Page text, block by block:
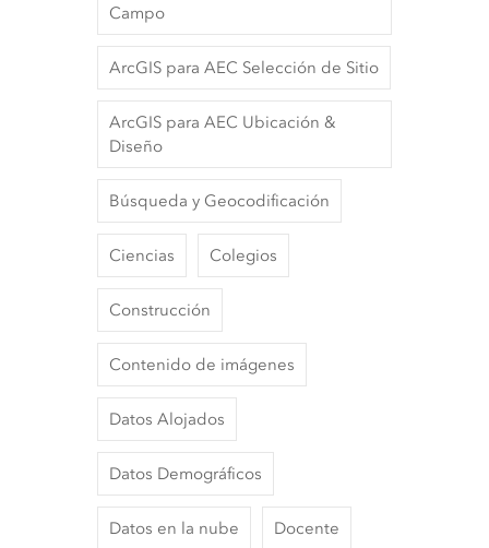
Campo
ArcGIS para AEC Selección de Sitio
ArcGIS para AEC Ubicación &
Diseño
Búsqueda y Geocodificación
Ciencias Colegios
Construcción
Contenido de imágenes
Datos Alojados
Datos Demográficos
Datos en la nube Docente